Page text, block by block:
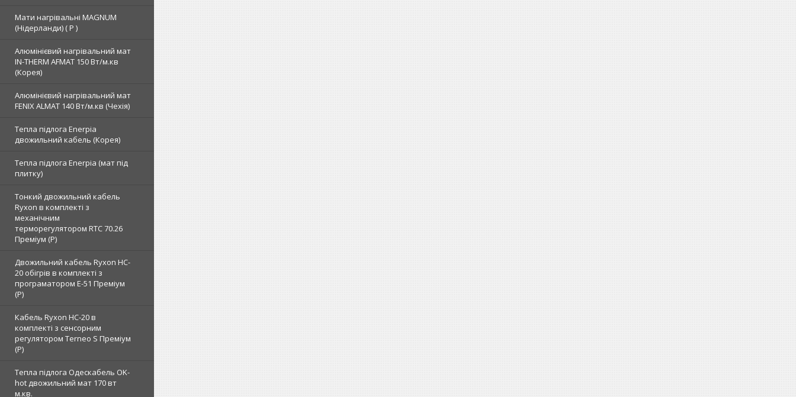
Мати нагрівальні MAGNUM
(Нідерланди) ( Р )
Алюмінієвий нагрівальний мат
IN-THERM AFMAT 150 Вт/м.кв
(Корея)
Алюмінієвий нагрівальний мат
FENIX ALMAT 140 Вт/м.кв (Чехія)
Тепла підлога Enerpia
двожильний кабель (Корея)
Тепла підлога Enerpia (мат під
плитку)
Тонкий двожильний кабель
Ryxon в комплекті з
механічним
терморегулятором RTC 70.26
Преміум (Р)
Двожильний кабель Ryxon HC-
20 обігрів в комплекті з
програматором E-51 Преміум
(Р)
Кабель Ryxon HC-20 в
комплекті з сенсорним
регулятором Terneo S Преміум
(Р)
Тепла підлога Одескабель OK-
hot двожильний мат 170 вт
м.кв.